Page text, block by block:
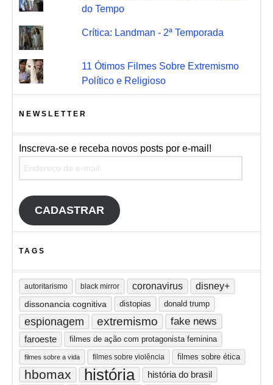
do Tempo
Crítica: Landman - 2ª Temporada
11 Ótimos Filmes Sobre Extremismo
Político e Religioso
NEWSLETTER
Inscreva-se e receba novos posts por e-mail!
CADASTRAR
TAGS
autoritarismo black mirror coronavirus disney+
dissonancia cognitiva distopias donald trump
espionagem extremismo fake news
faroeste filmes de ação com protagonista feminina
filmes sobre a vida filmes sobre violência filmes sobre ética
hbomax história história do brasil